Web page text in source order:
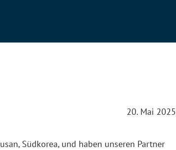
20. Mai 2025
Südkorea, und haben unseren Partner